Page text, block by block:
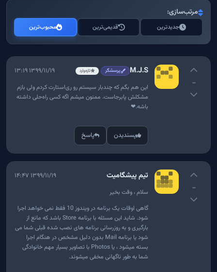
مرتب‌سازی:
جدیدترین قدیمی‌ترین محبوب‌ترین
-
M.J.S پرسشگر تازه‌وارد
۱۳۹۹/۱۱/۱۹ ۱۳:۱۹
این هم بگم که چندبار سیستم رو ری‌استارت کردم ولی بازم
مشکلش پابرجاست. ممنون میشم اگه کسی راه‌حلی داشته
باشه.❤
پسندیدن پاسخ
-
تیم پیشگامیت
۱۳۹۹/۱۱/۱۹ ۱۴:۴۷
سلام ، وقت بخیر
گاهی اوقات یک برنامه در ویندوز 10 فقط نمی خواهد اجرا
شود. شاید این مسئله با برنامه Store باشد که مانع از
بارگیری و به روزرسانی برنامه های نصب شده قبلی شما می
شود یا برنامه Mail بدون دلیل مشخص در هنگام اجرا
بسته میشود ، یا Photos با تصاویر بسیار مهم خانوادگی
شما به طور ناگهانی مخفی میشوند.